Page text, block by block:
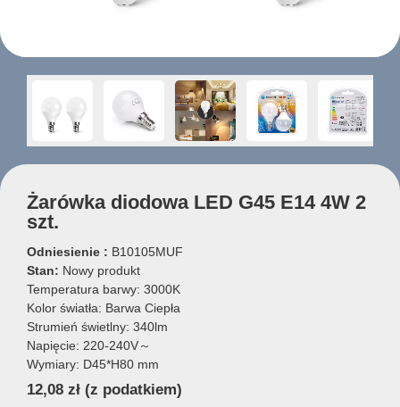
Żarówka diodowa LED G45 E14 4W 2
szt.
Odniesienie : B10105MUF
Stan: Nowy produkt
Temperatura barwy: 3000K
Kolor światła: Barwa Ciepła
Strumień świetlny: 340lm
Napięcie: 220-240V～
Wymiary: D45*H80 mm
12,08 zł (z podatkiem)